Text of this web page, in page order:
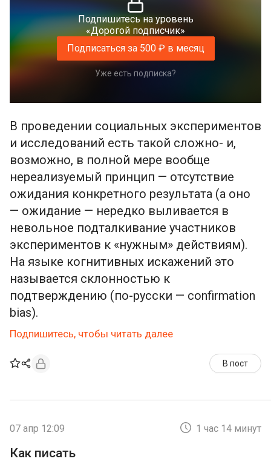
Подпишитесь на уровень
«Дорогой подписчик»
Подписаться за 500 ₽ в месяц
Уже есть подписка?
В проведении социальных экспериментов
и исследований есть такой сложно- и,
возможно, в полной мере вообще
нереализуемый принцип — отсутствие
ожидания конкретного результата (а оно
— ожидание — нередко выливается в
невольное подталкивание участников
экспериментов к «нужным» действиям).
На языке когнитивных искажений это
называется склонностью к
подтверждению (по-русски — confirmation
bias).
Подпишитесь, чтобы читать далее
В пост
07 апр 12:09 1 час 14 минут
Как писать